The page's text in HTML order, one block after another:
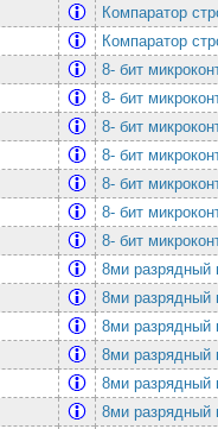
Компаратор
Компаратор
8- бит
8- бит
8- бит
8- бит
8- бит
8- бит
8- бит
8ми разрядный
8ми разрядный
8ми разрядный
8ми разрядный
8ми разрядный
8ми разрядный